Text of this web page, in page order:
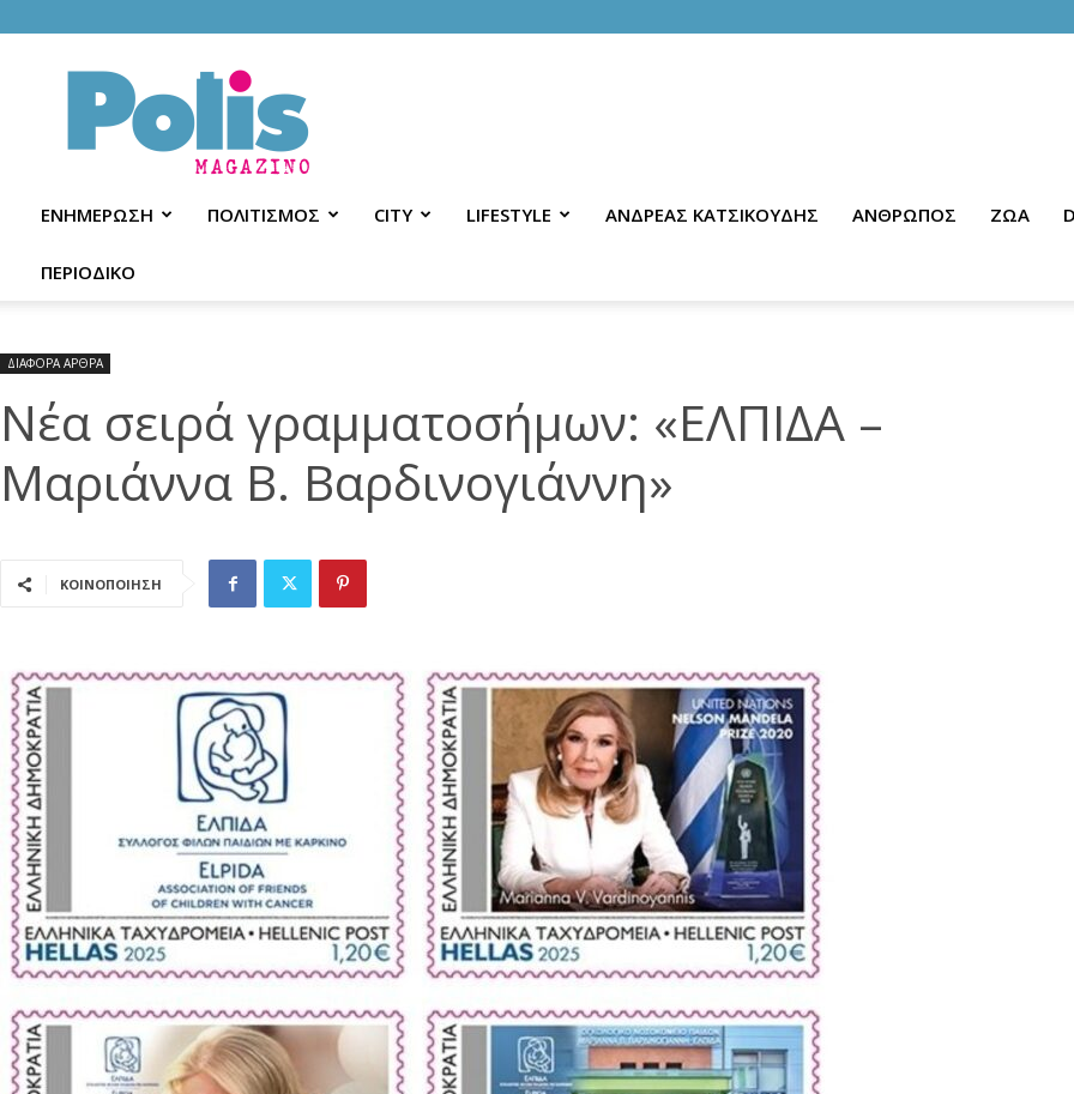
Polis
Magazino
ΕΝΗΜΕΡΩΣΗ ΠΟΛΙΤΙΣΜΟΣ CITY LIFESTYLE ΑΝΔΡΕΑΣ ΚΑΤΣΙΚΟΥΔΗΣ ΑΝΘΡΩΠΟΣ ΖΩΑ
ΠΕΡΙΟΔΙΚΟ
ΔΙΑΦΟΡΑ ΑΡΘΡΑ
Νέα σειρά γραμματοσήμων: «ΕΛΠΙΔΑ –
Μαριάννα Β. Βαρδινογιάννη»
ΚΟΙΝΟΠΟΙΗΣΗ